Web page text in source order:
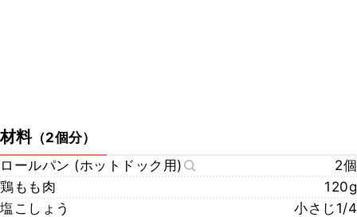
材料（2個分）
ロールパン (ホットドック用)
2個
鶏もも肉
120g
塩こしょう
小さじ1/4